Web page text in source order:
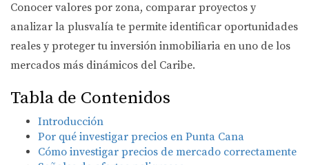
Conocer valores por zona, comparar proyectos y
analizar la plusvalía te permite identificar oportunidades
reales y proteger tu inversión inmobiliaria en uno de los
mercados más dinámicos del Caribe.
Tabla de Contenidos
Introducción
Por qué investigar precios en Punta Cana
Cómo investigar precios de mercado correctamente